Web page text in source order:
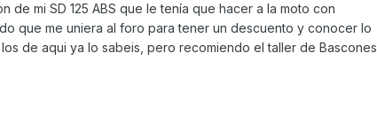
mi SD 125 ABS que le tenía que hacer a la moto con
que me uniera al foro para tener un descuento y conocer lo
de aqui ya lo sabeis, pero recomiendo el taller de Bascones